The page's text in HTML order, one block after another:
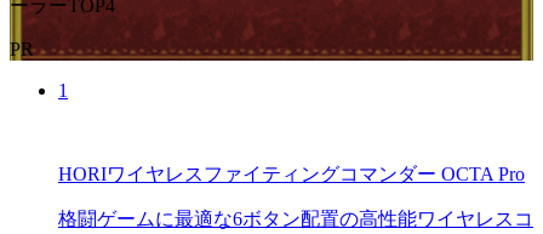
ーラーTOP4
PR
1
HORIワイヤレスファイティングコマンダー OCTA Pro
格闘ゲームに最適な6ボタン配置の高性能ワイヤレスコ